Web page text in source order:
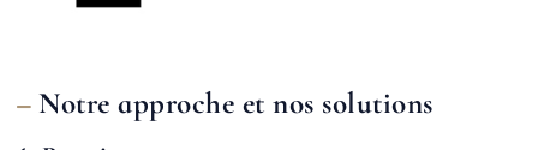
Notre approche et nos solutions